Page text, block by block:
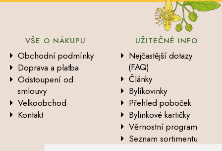
VŠE O NÁKUPU
Obchodní podmínky
Doprava a platba
Odstoupení od
smlouvy
Velkoobchod
Kontakt
UŽITEČNÉ INFO
Nejčastější dotazy
(FAQ)
Články
Bylíkovinky
Přehled poboček
Bylinkové kartičky
Věrnostní program
Seznam sortimentu